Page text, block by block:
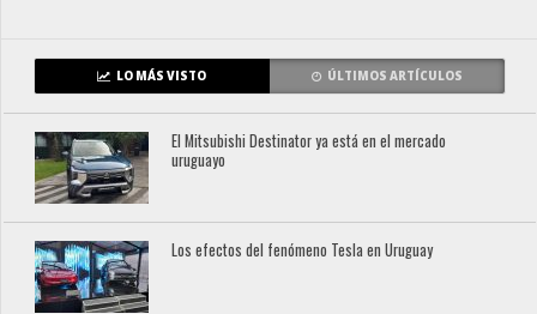
LO MÁS VISTO ÚLTIMOS ARTÍCULOS
El Mitsubishi Destinator ya está en el mercado
uruguayo
Los efectos del fenómeno Tesla en Uruguay